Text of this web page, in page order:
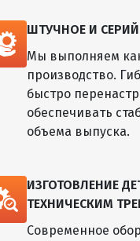
ШТУЧНОЕ И
Мы выполняем
производство.
быстро
обеспечивать
объема выпуска.
ИЗГОТОВЛЕНИЕ
ТЕХНИЧЕСКИМ
Современное